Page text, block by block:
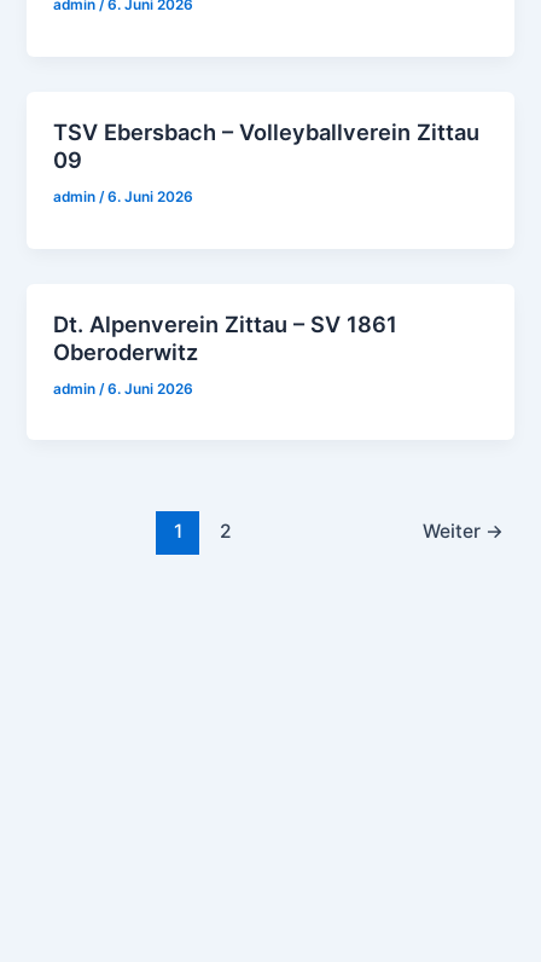
admin/6. Juni 2026
TSV Ebersbach – Volleyballverein Zittau
09
admin/6. Juni 2026
Dt. Alpenverein Zittau – SV 1861
Oberoderwitz
admin /6. Juni 2026
1 2 Weiter →